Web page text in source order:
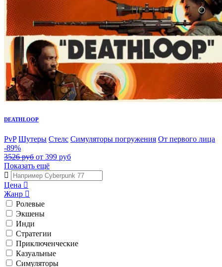
DEATHLOOP
PvP Шутеры Стелс Симуляторы погружения От первого лица
-89%
3526 руб от 399 руб
Показать ещё
Цена
Жанр
Ролевые
Экшены
Инди
Стратегии
Приключенческие
Казуальные
Симуляторы